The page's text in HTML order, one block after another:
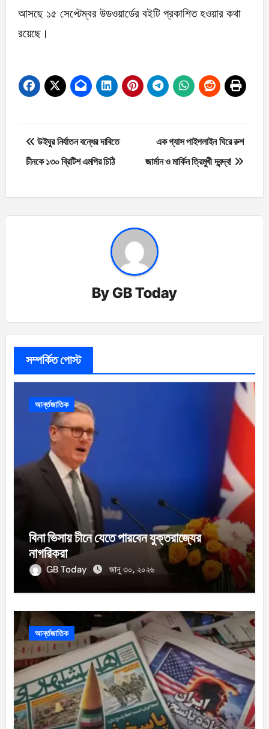
আসছে ১৫ সেপ্টেম্বর উডওয়ার্ডের বইটি প্রকাশিত হওয়ার কথা
রয়েছে।
Post
navigation
উইঘুর নির্যাতন বন্ধের দাবিতে
চীনকে ১৩০ ব্রিটিশ এমপির চিঠি
এক গ্যাস পাইপলাইন ঘিরে রুশ
জার্মান ও মার্কিন ত্রিমুখী দ্বন্দ্ব!
ByGB Today
সম্পর্কিত পোস্ট
আর্ন্তজাতিক
বিনা ভিসায় চীনে যেতে পারবেন যুক্তরাজ্যের
নাগরিকরা
GB Today জানু ৩০, ২০২৬
আর্ন্তজাতিক